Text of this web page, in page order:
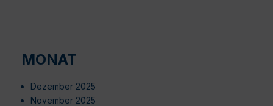
MONAT
Dezember 2025
November 2025